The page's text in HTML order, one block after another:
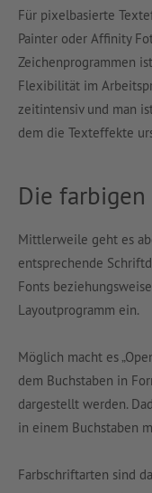
Für pixelbasierte
Painter oder Affinity
Zeichenprogrammen
Flexibilität im
zeitintensiv und man
dem die Texteffekte
Die
Mittlerweile geht es
entsprechende
Fonts
Layoutprogramm ein.
Möglich macht es
dem Buchstaben in
dargestellt werden.
in einem Buchstaben
Farbschriftarten sind